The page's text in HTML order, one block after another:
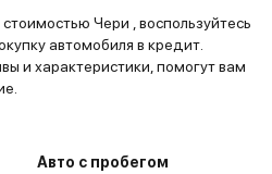
Чери , воспользуйтесь
автомобиля в кредит.
и характеристики, помогут вам
Авто с пробегом